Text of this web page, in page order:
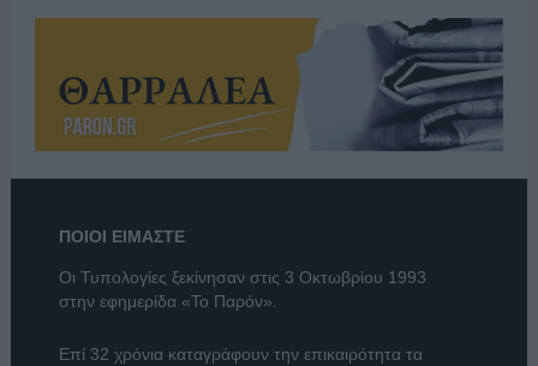
ΠΟΙΟΙ ΕΙΜΑΣΤΕ
Οι Τυπολογίες ξεκίνησαν στις 3 Οκτωβρίου 1993
στην εφημερίδα «Το Παρόν».
Επί 32 χρόνια καταγράφουν την επικαιρότητα τα